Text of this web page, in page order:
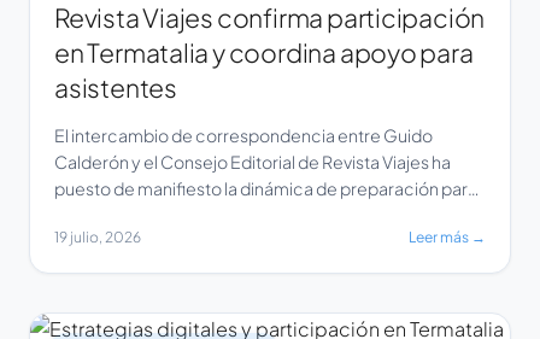
Revista Viajes confirma participación
en Termatalia y coordina apoyo para
asistentes
El intercambio de correspondencia entre Guido
Calderón y el Consejo Editorial de Revista Viajes ha
puesto de manifiesto la dinámica de preparación para
Fernández, integrante del Consejo Editorial de Revista
Viajes, confirmó su participación en la próxima edición
presencia de Calderón. […]
19 julio, 2026 Leer más →